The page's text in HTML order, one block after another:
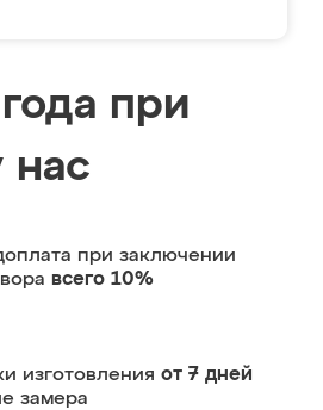
при
нас
при заключении
всего 10%
изготовления от 7 дней
замера